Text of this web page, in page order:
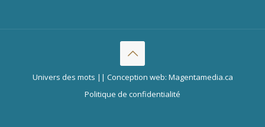
Univers des mots || Conception web: Magentamedia.ca
Politique de confidentialité